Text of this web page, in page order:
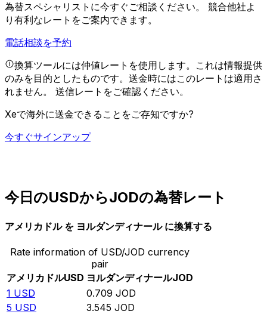
為替スペシャリストに今すぐご相談ください。 競合他社よ
り有利なレートをご案内できます。
電話相談を予約
換算ツールには仲値レートを使用します。これは情報提供
のみを目的としたものです。送金時にはこのレートは適用さ
れません。 送信レートをご確認ください。
Xeで海外に送金できることをご存知ですか?
今すぐサインアップ
今日のUSDからJODの為替レート
アメリカドル を ヨルダンディナール に換算する
Rate information of USD/JOD currency
pair
アメリカドルUSD ヨルダンディナールJOD
1 USD 0.709 JOD
5 USD 3.545 JOD